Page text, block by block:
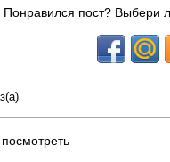
Понравился пост? Выбери